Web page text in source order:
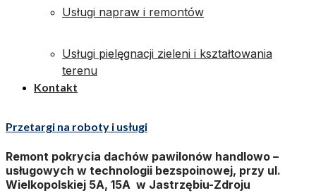
Usługi napraw i remontów
Usługi pielęgnacji zieleni i kształtowania
terenu
Kontakt
Przetargi na roboty i usługi
Remont pokrycia dachów pawilonów handlowo –
usługowych w technologii bezspoinowej, przy ul.
Wielkopolskiej 5A, 15A w Jastrzębiu-Zdroju